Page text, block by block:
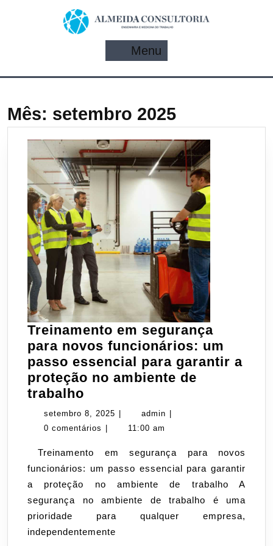
Menu
Mês: setembro 2025
Treinamento em segurança
para novos funcionários: um
passo essencial para garantir a
proteção no ambiente de
trabalho
em
segurança
novos
funcionários:
um
passo
essencial
para
setembro 8, 2025 setembro
admin admin
0 comentários
11:00 am
Treinamento em segurança para novos
funcionários: um passo essencial para garantir
a proteção no ambiente de trabalho A
segurança no ambiente de trabalho é uma
prioridade para qualquer empresa,
independentemente